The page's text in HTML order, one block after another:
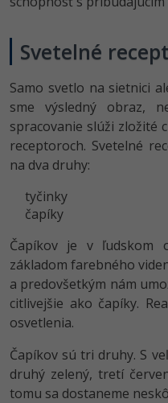
Svetelné
Samo svetlo na sietnici
sme výsledný obraz,
spracovanie slúži zložité
receptoroch. Svetelné
na dva druhy:
tyčinky
čapíky
Čapíkov je v ľudskom
základom farebného
a predovšetkým nám
citlivejšie ako čapíky.
osvetlenia.
Čapíkov sú tri druhy. S
druhý zelený, tretí
tomu sa dostaneme